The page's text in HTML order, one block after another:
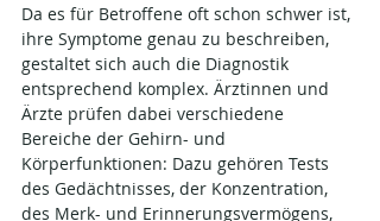
Da es für Betroffene oft schon schwer ist,
ihre Symptome genau zu beschreiben,
gestaltet sich auch die Diagnostik
entsprechend komplex. Ärztinnen und
Ärzte prüfen dabei verschiedene
Bereiche der Gehirn- und
Körperfunktionen: Dazu gehören Tests
des Gedächtnisses, der Konzentration,
des Merk- und Erinnerungsvermögens,